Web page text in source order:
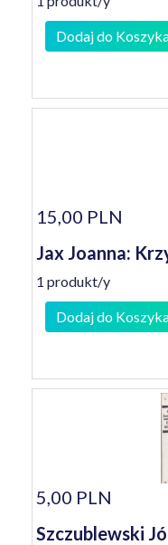
Dodaj do
15,00 PLN
Jax Joanna:
1 produkt/y
Dodaj do
5,00 PLN
Szczublewski